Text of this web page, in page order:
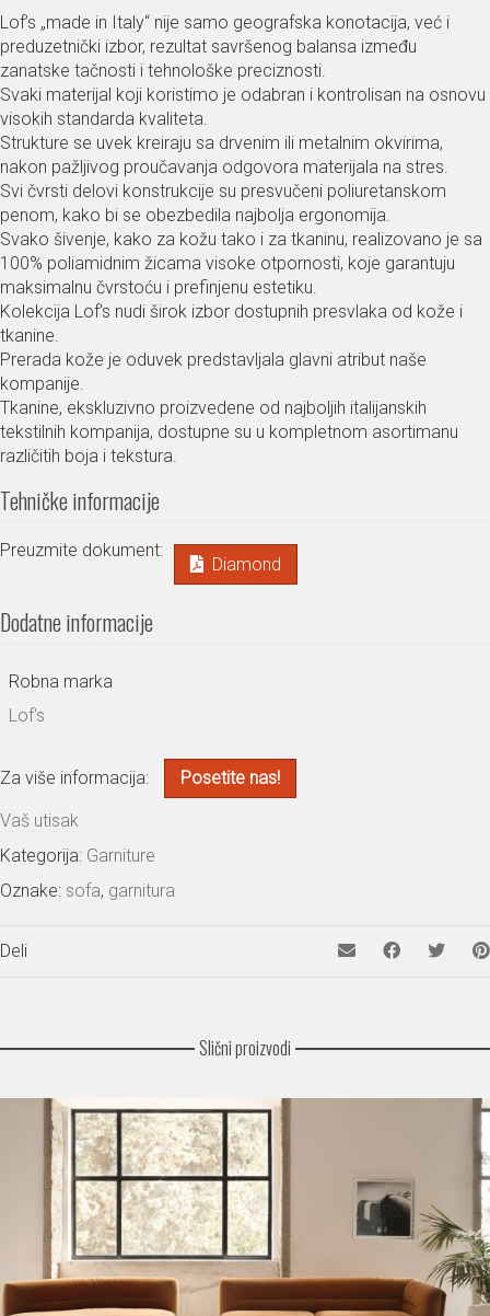
Lof’s „made in Italy“ nije samo geografska konotacija, već i
preduzetnički izbor, rezultat savršenog balansa između
zanatske tačnosti i tehnološke preciznosti.
Svaki materijal koji koristimo je odabran i kontrolisan na osnovu
visokih standarda kvaliteta.
Strukture se uvek kreiraju sa drvenim ili metalnim okvirima,
nakon pažljivog proučavanja odgovora materijala na stres.
Svi čvrsti delovi konstrukcije su presvučeni poliuretanskom
penom, kako bi se obezbedila najbolja ergonomija.
Svako šivenje, kako za kožu tako i za tkaninu, realizovano je sa
100% poliamidnim žicama visoke otpornosti, koje garantuju
maksimalnu čvrstoću i prefinjenu estetiku.
Kolekcija Lof’s nudi širok izbor dostupnih presvlaka od kože i
tkanine.
Prerada kože je oduvek predstavljala glavni atribut naše
kompanije.
Tkanine, ekskluzivno proizvedene od najboljih italijanskih
tekstilnih kompanija, dostupne su u kompletnom asortimanu
različitih boja i tekstura.
Tehničke informacije
Preuzmite dokument:
Diamond
Dodatne informacije
Robna marka
Lof's
Za više informacija: Posetite nas!
Vaš utisak
Kategorija: Garniture
Oznake: sofa, garnitura
Deli
Slični proizvodi